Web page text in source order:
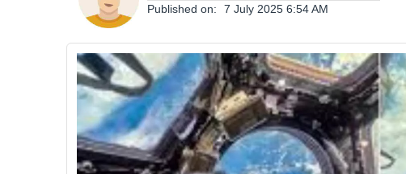
అంతర్జాతీయం
Published on: 7 July 2025 6:54 AM